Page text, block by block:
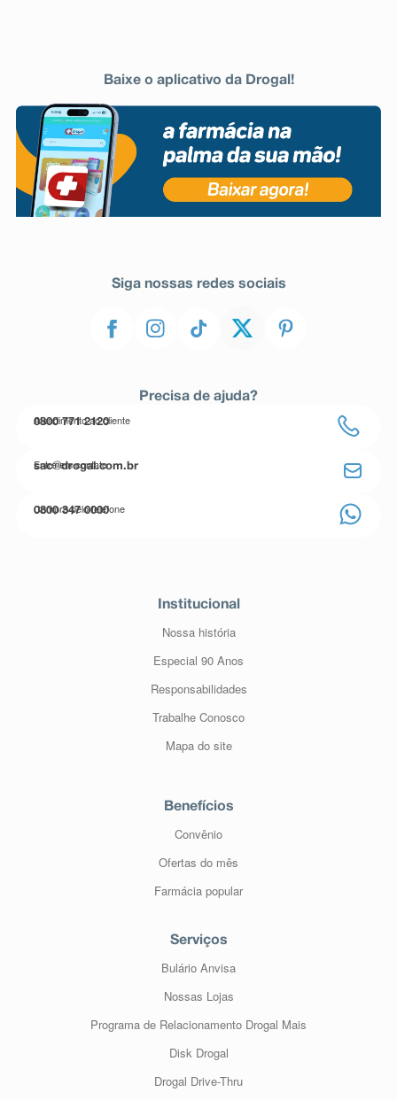
Baixe o aplicativo da Drogal!
Siga nossas redes sociais
Precisa de ajuda?
Atendimento ao cliente
0800 771 2120
Entre em contato
sac@drogal.com.br
Compre pelo telefone
0800 347 0000
Institucional
Nossa história
Especial 90 Anos
Responsabilidades
Trabalhe Conosco
Mapa do site
Benefícios
Convênio
Ofertas do mês
Farmácia popular
Serviços
Bulário Anvisa
Nossas Lojas
Programa de Relacionamento Drogal Mais
Disk Drogal
Drogal Drive-Thru